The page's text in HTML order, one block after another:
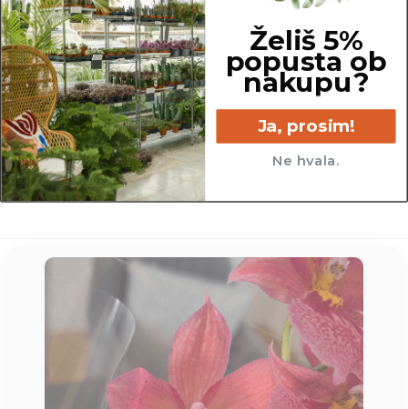
12 cm
Želiš 5%
popusta ob
nakupu?
Ja, prosim!
Ne hvala.